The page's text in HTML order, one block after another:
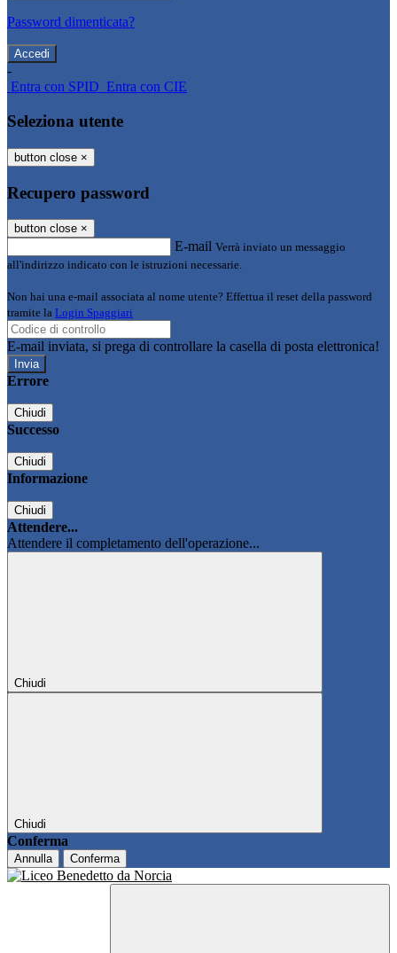
Password dimenticata?
-
Entra con SPID Entra con CIE
Seleziona utente
button close ×
Recupero password
button close ×
E-mail Verrà inviato un messaggio
all'indirizzo indicato con le istruzioni necessarie.
Non hai una e-mail associata al nome utente? Effettua il reset della password
tramite la Login Spaggiari
E-mail inviata, si prega di controllare la casella di posta elettronica!
Errore
Chiudi
Successo
Chiudi
Informazione
Chiudi
Attendere...
Attendere il completamento dell'operazione...
Chiudi
Chiudi
Conferma
Annulla Conferma